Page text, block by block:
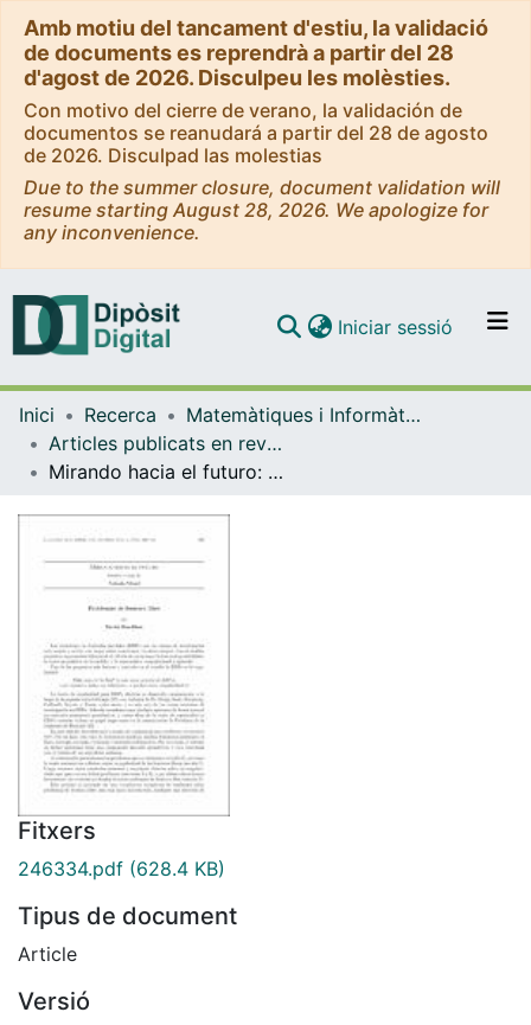
Amb motiu del tancament d'estiu, la validació
de documents es reprendrà a partir del 28
d'agost de 2026. Disculpeu les molèsties.
Con motivo del cierre de verano, la validación de
documentos se reanudará a partir del 28 de agosto
de 2026. Disculpad las molestias
Due to the summer closure, document validation will
resume starting August 28, 2026. We apologize for
any inconvenience.
Navega per tot el DD
Iniciar sessió (current)
Inici Recerca
Matemàtiques i Informàtica
Articles publicats en revistes (Matemàtiques i Informàtica)
Mirando hacia el futuro: problemas de frontera libre
Fitxers
246334.pdf (628.4 KB)
Tipus de document
Article
Versió